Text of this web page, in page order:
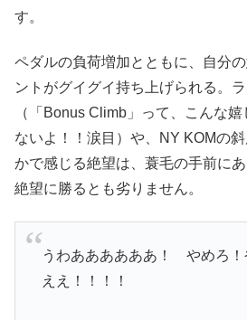
す。
ペダルの負荷増加とともに、自分
ントがグイグイ持ち上げられる。
（「Bonus Climb」って、こんな
ないよ！！涙目）や、NY KOMの
かで感じる絶望は、蓑毛の手前に
絶望に勝るとも劣りません。
うわああああああ！ やめろ！
ええ！！！！